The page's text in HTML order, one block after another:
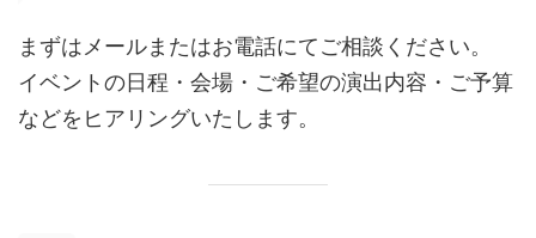
まずはメールまたはお電話にてご相談ください。
イベントの日程・会場・ご希望の演出内容・ご予算
などをヒアリングいたします。